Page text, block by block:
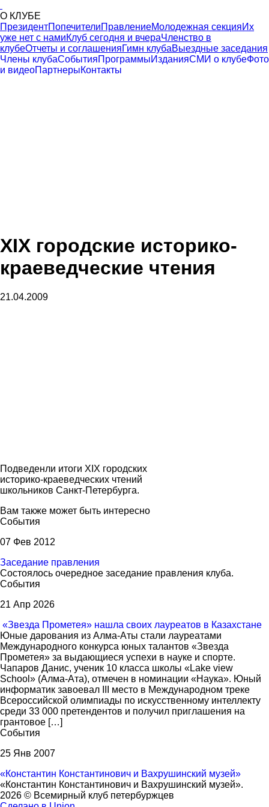
О КЛУБЕ
ПрезидентПопечителиПравлениеМолодежная секцияИх
уже нет с намиКлуб сегодня и вчераЧленство в
клубеОтчеты и соглашенияГимн клубаВыездные заседания
Члены клубаСобытияПрограммыИзданияСМИ о клубеФото
и видеоПартнерыКонтакты
XIX городские историко-
краеведческие чтения
21.04.2009
Подведенли итоги XIX городских
историко-краеведческих чтений
школьников Санкт-Петербурга.
Вам также может быть интересно
События
07 Фев 2012
Заседание правления
Состоялось очередное заседание правления клуба.
События
21 Апр 2026
«Звезда Прометея» нашла своих лауреатов в Казахстане
Юные дарования из Алма-Аты стали лауреатами
Международного конкурса юных талантов «Звезда
Прометея» за выдающиеся успехи в науке и спорте.
Чапаров Данис, ученик 10 класса школы «Lake view
School» (Алма-Ата), отмечен в номинации «Наука». Юный
информатик завоевал III место в Международном треке
Всероссийской олимпиады по искусственному интеллекту
среди 33 000 претендентов и получил приглашения на
грантовое […]
События
25 Янв 2007
«Константин Константинович и Вахрушинский музей»
«Константин Константинович и Вахрушинский музей».
2026 © Всемирный клуб петербуржцев